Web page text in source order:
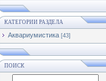
КАТЕГОРИИ РАЗДЕЛА
Аквариумистика [43]
ПОИСК